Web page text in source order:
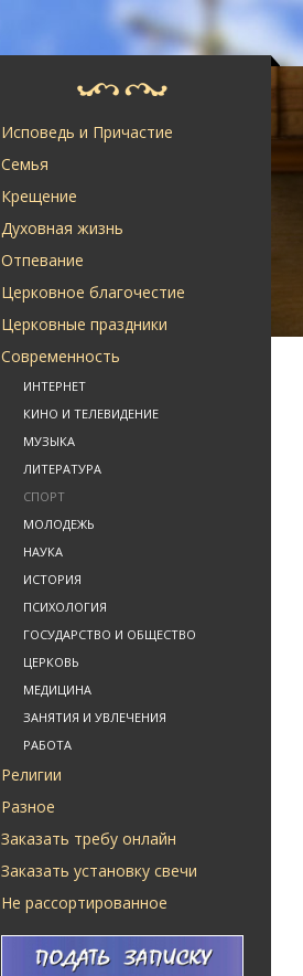
Исповедь и Причастие
Семья
Крещение
Духовная жизнь
Отпевание
Церковное благочестие
Церковные праздники
Современность
ИНТЕРНЕТ
КИНО И ТЕЛЕВИДЕНИЕ
МУЗЫКА
ЛИТЕРАТУРА
СПОРТ
МОЛОДЕЖЬ
НАУКА
ИСТОРИЯ
ПСИХОЛОГИЯ
ГОСУДАРСТВО И ОБЩЕСТВО
ЦЕРКОВЬ
МЕДИЦИНА
ЗАНЯТИЯ И УВЛЕЧЕНИЯ
РАБОТА
Религии
Разное
Заказать требу онлайн
Заказать установку свечи
Не рассортированное